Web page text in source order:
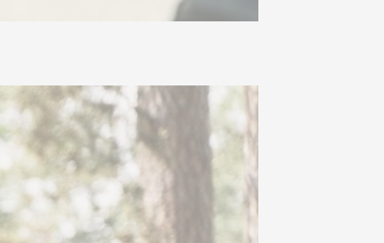
de confidentialité, en garantissant la conformité avec